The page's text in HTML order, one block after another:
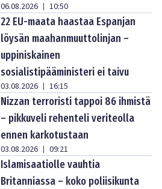
06.08.2026 | 10:50
22 EU-maata haastaa Espanjan
löysän maahanmuuttolinjan –
uppiniskainen
sosialistipääministeri ei taivu
03.08.2026 | 16:15
Nizzan terroristi tappoi 86 ihmistä
– pikkuveli rehenteli veriteolla
ennen karkotustaan
03.08.2026 | 09:21
Islamisaatiolle vauhtia
Britanniassa – koko poliisikunta